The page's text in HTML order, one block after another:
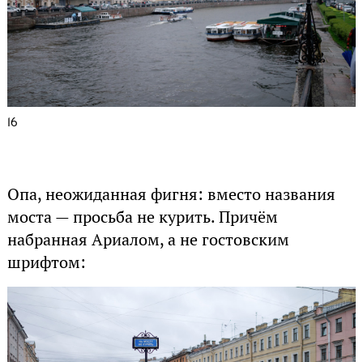
16
Опа, неожиданная фигня: вместо названия
моста — просьба не курить. Причём
набранная Ариалом, а не гостовским
шрифтом: